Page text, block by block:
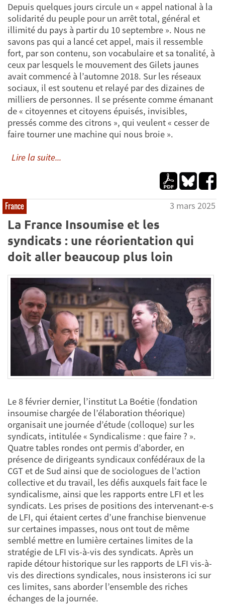
Depuis quelques jours circule un « appel national à la
solidarité du peuple pour un arrêt total, général et
illimité du pays à partir du 10 septembre ». Nous ne
savons pas qui a lancé cet appel, mais il ressemble
fort, par son contenu, son vocabulaire et sa tonalité, à
ceux par lesquels le mouvement des Gilets jaunes
avait commencé à l’automne 2018. Sur les réseaux
sociaux, il est soutenu et relayé par des dizaines de
milliers de personnes. Il se présente comme émanant
de « citoyennes et citoyens épuisés, invisibles,
pressés comme des citrons », qui veulent « cesser de
faire tourner une machine qui nous broie ».
Lire la suite...
France 3 mars 2025
La France Insoumise et les
syndicats : une réorientation qui
doit aller beaucoup plus loin
Le 8 février dernier, l’institut La Boétie (fondation
insoumise chargée de l’élaboration théorique)
organisait une journée d’étude (colloque) sur les
syndicats, intitulée « Syndicalisme : que faire ? ».
Quatre tables rondes ont permis d’aborder, en
présence de dirigeants syndicaux confédéraux de la
CGT et de Sud ainsi que de sociologues de l’action
collective et du travail, les défis auxquels fait face le
syndicalisme, ainsi que les rapports entre LFI et les
syndicats. Les prises de positions des intervenant-e-s
de LFI, qui étaient certes d’une franchise bienvenue
sur certaines impasses, nous ont tout de même
semblé mettre en lumière certaines limites de la
stratégie de LFI vis-à-vis des syndicats. Après un
rapide détour historique sur les rapports de LFI vis-à-
vis des directions syndicales, nous insisterons ici sur
ces limites, sans aborder l’ensemble des riches
échanges de la journée.